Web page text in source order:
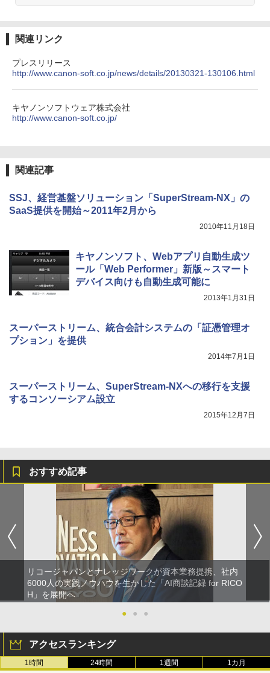
関連リンク
プレスリリース
http://www.canon-soft.co.jp/news/details/20130321-130106.html
キヤノンソフトウェア株式会社
http://www.canon-soft.co.jp/
関連記事
SSJ、経営基盤ソリューション「SuperStream-NX」の
SaaS提供を開始～2011年2月から
2010年11月18日
キヤノンソフト、Webアプリ自動生成ツ
ール「Web Performer」新版～スマート
デバイス向けも自動生成可能に
2013年1月31日
スーパーストリーム、統合会計システムの「証憑管理オ
プション」を提供
2014年7月1日
スーパーストリーム、SuperStream-NXへの移行を支援
するコンソーシアム設立
2015年12月7日
おすすめ記事
リコージャパンとナレッジワークが資本業務提携、社内
6000人の実践ノウハウを生かした「AI商談記録 for RICO
H」を展開へ
●
● ●
アクセスランキング
1時間 24時間 1週間 1カ月